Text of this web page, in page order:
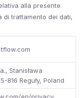
alla presente
di trattamento dei dati,
Stanisława
816 Reguły, Poland